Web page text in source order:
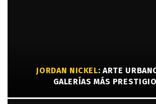
JORDAN NICKEL: ARTE
GALERÍAS MÁS